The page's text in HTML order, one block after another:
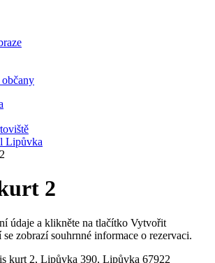
Lipůvka
2
údaje a klikněte na tlačítko Vytvořit
zobrazí souhrnné informace o rezervaci.
kurt 2, Lipůvka 390, Lipůvka 67922